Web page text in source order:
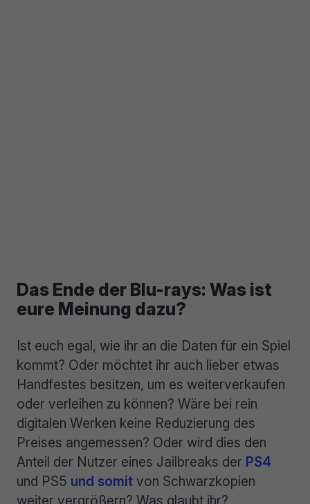
Das Ende der Blu-rays: Was ist
eure Meinung dazu?
Ist euch egal, wie ihr an die Daten für ein Spiel
kommt? Oder möchtet ihr auch lieber etwas
Handfestes besitzen, um es weiterverkaufen
oder verleihen zu können? Wäre bei rein
digitalen Werken keine Reduzierung des
Preises angemessen? Oder wird dies den
Anteil der Nutzer eines Jailbreaks der PS4
und PS5 und somit von Schwarzkopien